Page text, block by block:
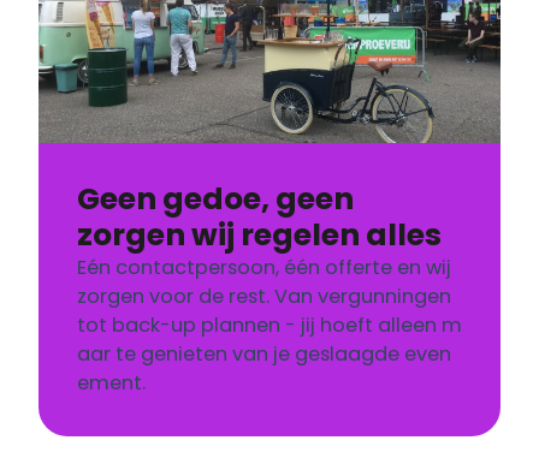
Geen gedoe, geen
zorgen wij regelen alles
Eén contactpersoon, één offerte en wij
zorgen voor de rest. Van vergunningen
tot back-up plannen - jij hoeft alleen m
aar te genieten van je geslaagde even
ement.